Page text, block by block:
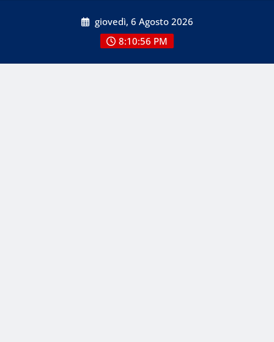
giovedì, 6 Agosto 2026
8:10:57 PM